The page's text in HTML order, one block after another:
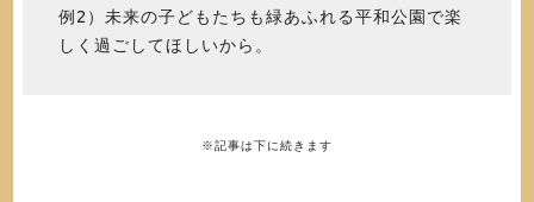
例2）未来の子どもたちも緑あふれる平和公園で楽
しく過ごしてほしいから。
※記事は下に続きます